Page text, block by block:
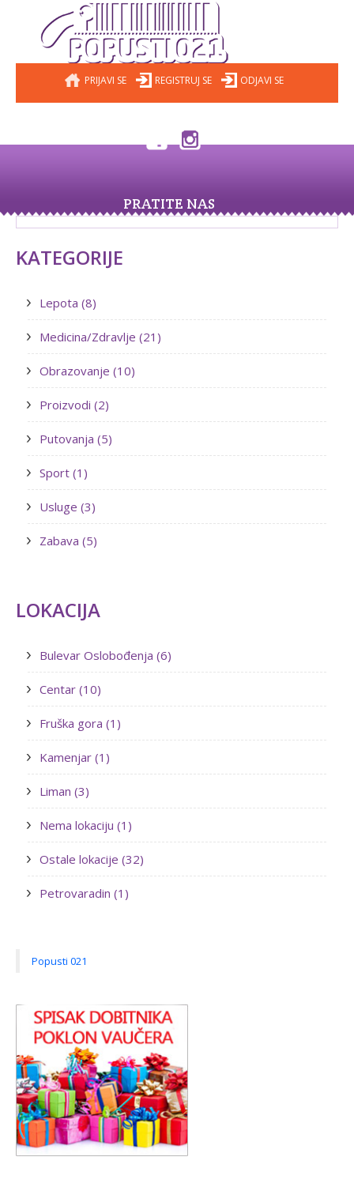
PRIJAVI SE REGISTRUJ SE ODJAVI SE
PRATITE NAS
KATEGORIJE
Lepota (8)
Medicina/Zdravlje (21)
Obrazovanje (10)
Proizvodi (2)
Putovanja (5)
Sport (1)
Usluge (3)
Zabava (5)
LOKACIJA
Bulevar Oslobođenja (6)
Centar (10)
Fruška gora (1)
Kamenjar (1)
Liman (3)
Nema lokaciju (1)
Ostale lokacije (32)
Petrovaradin (1)
Popusti 021